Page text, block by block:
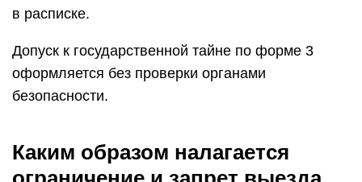
в расписке.
Допуск к государственной тайне по форме 3
оформляется без проверки органами
безопасности.
Каким образом налагается